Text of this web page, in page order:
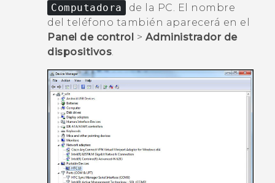
Computadora
de la PC. El nombre
del teléfono también aparecerá en el
Panel de control > Administrador de
dispositivos.